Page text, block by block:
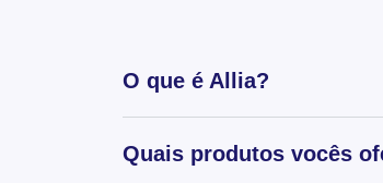
O que é Allia?
Quais produtos vocês